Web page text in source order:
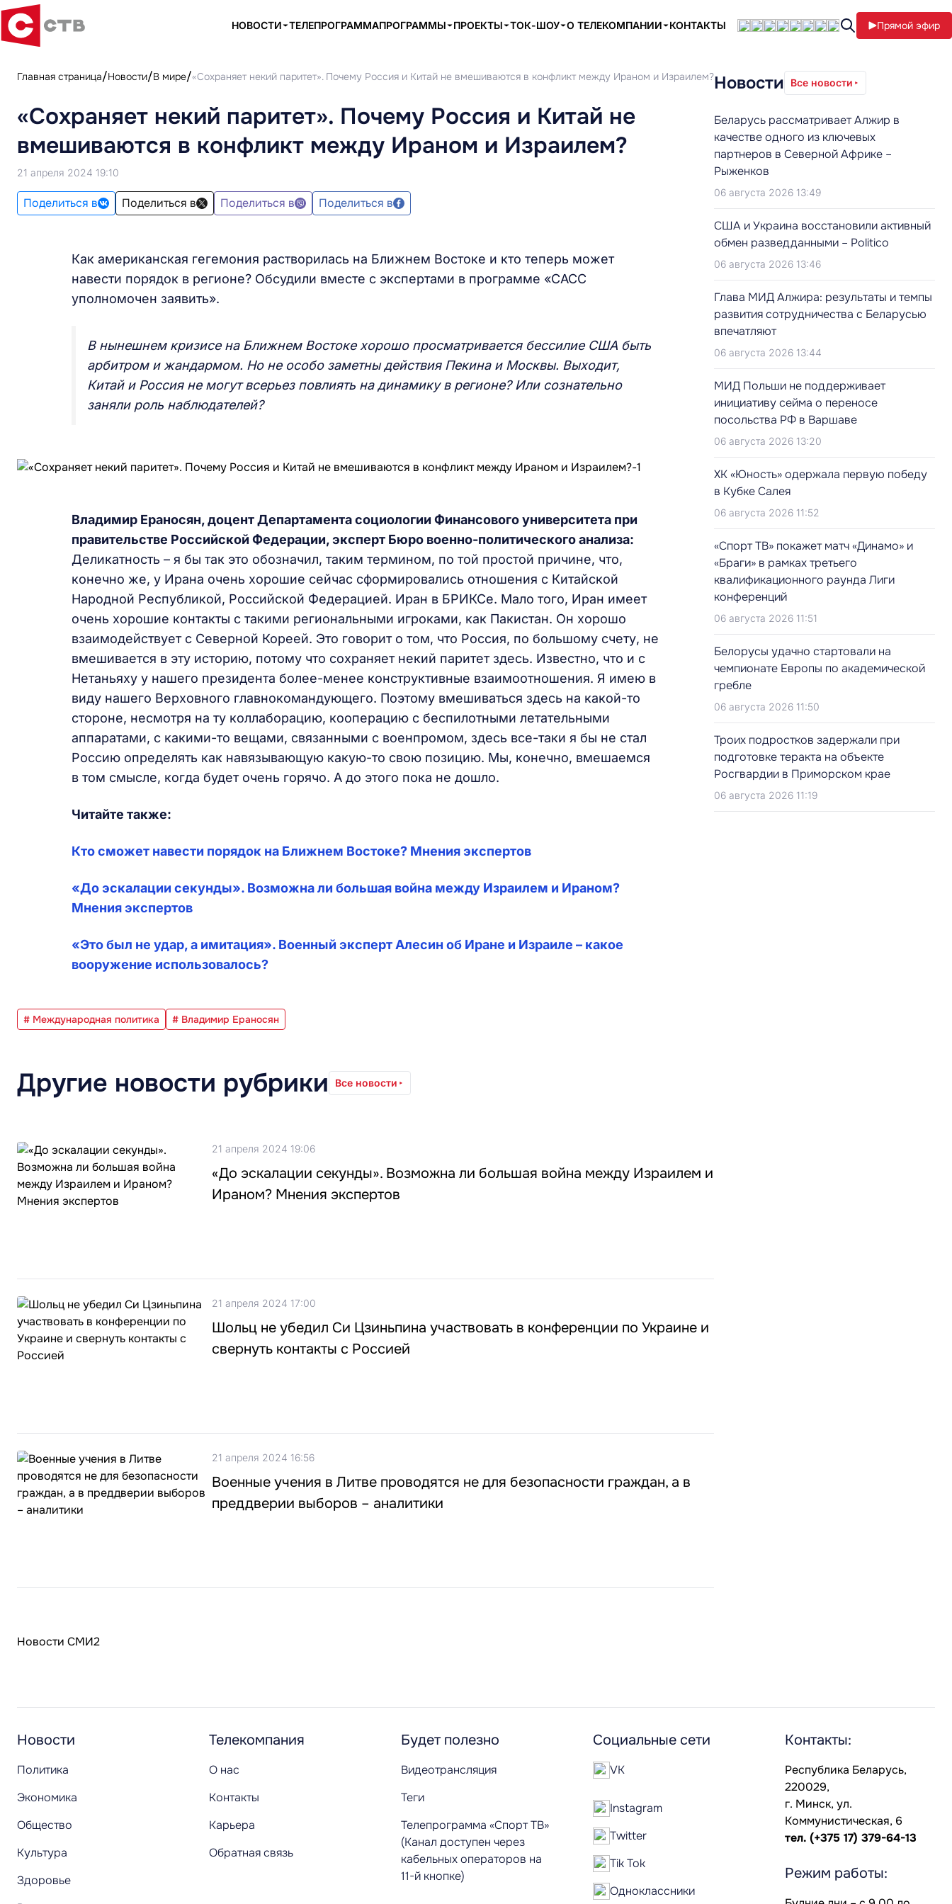
НОВОСТИ ТЕЛЕПРОГРАММАПРОГРАММЫ ПРОЕКТЫ ТОК-ШОУ О ТЕЛЕКОМПАНИИ КОНТАКТЫ Прямой эфир
Главная страница Новости В мире «Сохраняет некий паритет». Почему Россия и Китай не вмешиваются в конфликт между Ираном и Израилем?
«Сохраняет некий паритет». Почему Россия и Китай не
вмешиваются в конфликт между Ираном и Израилем?
21 апреля 2024 19:10
Поделиться в Поделиться в Поделиться в Поделиться в
Как американская гегемония растворилась на Ближнем Востоке и кто теперь может
навести порядок в регионе? Обсудили вместе с экспертами в программе «САСС
уполномочен заявить».
В нынешнем кризисе на Ближнем Востоке хорошо просматривается бессилие США быть
арбитром и жандармом. Но не особо заметны действия Пекина и Москвы. Выходит,
Китай и Россия не могут всерьез повлиять на динамику в регионе? Или сознательно
заняли роль наблюдателей?
Владимир Ераносян, доцент Департамента социологии Финансового университета при
правительстве Российской Федерации, эксперт Бюро военно-политического анализа:
Деликатность – я бы так это обозначил, таким термином, по той простой причине, что,
конечно же, у Ирана очень хорошие сейчас сформировались отношения с Китайской
Народной Республикой, Российской Федерацией. Иран в БРИКСе. Мало того, Иран имеет
очень хорошие контакты с такими региональными игроками, как Пакистан. Он хорошо
взаимодействует с Северной Кореей. Это говорит о том, что Россия, по большому счету, не
вмешивается в эту историю, потому что сохраняет некий паритет здесь. Известно, что и с
Нетаньяху у нашего президента более-менее конструктивные взаимоотношения. Я имею в
виду нашего Верховного главнокомандующего. Поэтому вмешиваться здесь на какой-то
стороне, несмотря на ту коллаборацию, кооперацию с беспилотными летательными
аппаратами, с какими-то вещами, связанными с военпромом, здесь все-таки я бы не стал
Россию определять как навязывающую какую-то свою позицию. Мы, конечно, вмешаемся
в том смысле, когда будет очень горячо. А до этого пока не дошло.
Читайте также:
Кто сможет навести порядок на Ближнем Востоке? Мнения экспертов
«До эскалации секунды». Возможна ли большая война между Израилем и Ираном?
Мнения экспертов
«Это был не удар, а имитация». Военный эксперт Алесин об Иране и Израиле – какое
вооружение использовалось?
# Международная политика # Владимир Ераносян
Другие новости рубрики Все новости
21 апреля 2024 19:06
«До эскалации секунды». Возможна ли большая война между Израилем и
Ираном? Мнения экспертов
21 апреля 2024 17:00
Шольц не убедил Си Цзиньпина участвовать в конференции по Украине и
свернуть контакты с Россией
21 апреля 2024 16:56
Военные учения в Литве проводятся не для безопасности граждан, а в
преддверии выборов – аналитики
Новости СМИ2
Новости Все новости
Беларусь рассматривает Алжир в
качестве одного из ключевых
партнеров в Северной Африке –
Рыженков
06 августа 2026 13:49
США и Украина восстановили активный
обмен разведданными – Politico
06 августа 2026 13:46
Глава МИД Алжира: результаты и темпы
развития сотрудничества с Беларусью
впечатляют
06 августа 2026 13:44
МИД Польши не поддерживает
инициативу сейма о переносе
посольства РФ в Варшаве
06 августа 2026 13:20
ХК «Юность» одержала первую победу
в Кубке Салея
06 августа 2026 11:52
«Спорт ТВ» покажет матч «Динамо» и
«Браги» в рамках третьего
квалификационного раунда Лиги
конференций
06 августа 2026 11:51
Белорусы удачно стартовали на
чемпионате Европы по академической
гребле
06 августа 2026 11:50
Троих подростков задержали при
подготовке теракта на объекте
Росгвардии в Приморском крае
06 августа 2026 11:19
Новости
Политика
Экономика
Общество
Культура
Здоровье
Телекомпания
О нас
Контакты
Карьера
Обратная связь
Будет полезно
Видеотрансляция
Теги
Телепрограмма «Спорт ТВ»
(Канал доступен через
кабельных операторов на
11-й кнопке)
Социальные сети
VK
Instagram
Twitter
Tik Tok
Одноклассники
Контакты:
Республика Беларусь,
220029,
г. Минск, ул.
Коммунистическая, 6
тел. (+375 17) 379-64-13
Режим работы: